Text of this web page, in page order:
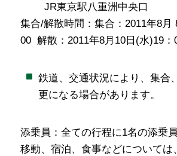
JR東京駅八重洲中央口
集合/解散時間：集合：2011年8月
00 解散：2011年8月10日(水)19：
鉄道、交通状況により、集合
更になる場合があります。
添乗員：全ての行程に1名の添乗
移動、宿泊、食事などについては